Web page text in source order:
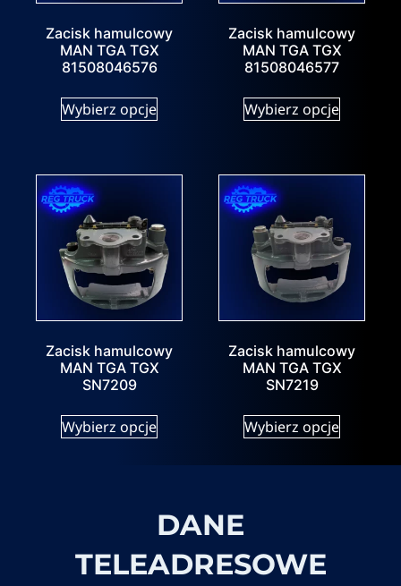
Zacisk hamulcowy
MAN TGA TGX
81508046576
Wybierz opcje
Zacisk hamulcowy
MAN TGA TGX
81508046577
Wybierz opcje
Zacisk hamulcowy
MAN TGA TGX
SN7209
Wybierz opcje
Zacisk hamulcowy
MAN TGA TGX
SN7219
Wybierz opcje
DANE
TELEADRESOWE